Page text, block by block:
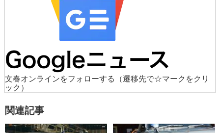
文春オンラインをフォローする
（遷移先で☆マークをクリ
ック）
関連記事